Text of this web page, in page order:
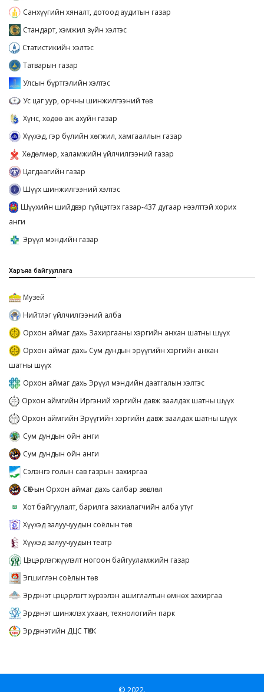
Санхүүгийн хяналт, дотоод аудитын газар
Стандарт, хэмжил зүйн хэлтэс
Статистикийн хэлтэс
Татварын газар
Улсын бүртгэлийн хэлтэс
Ус цаг уур, орчны шинжилгээний төв
Хүнс, хөдөө аж ахуйн газар
Хүүхэд, гэр бүлийн хөгжил, хамгааллын газар
Хөдөлмөр, халамжийн үйлчилгээний газар
Цагдаагийн газар
Шүүх шинжилгээний хэлтэс
Шүүхийн шийдвэр гүйцэтгэх газар-437 дугаар нээлттэй хорих
анги
Эрүүл мэндийн газар
Харъяа байгууллага
Музей
Нийтлэг үйлчилгээний алба
Орхон аймаг дахь Захиргааны хэргийн анхан шатны шүүх
Орхон аймаг дахь Сум дундын эрүүгийн хэргийн анхан
шатны шүүх
Орхон аймаг дахь Эрүүл мэндийн даатгалын хэлтэс
Орхон аймгийн Иргэний хэргийн давж заалдах шатны шүүх
Орхон аймгийн Эрүүгийн хэргийн давж заалдах шатны шүүх
Сум дундын ойн анги
Сум дундын ойн анги
Сэлэнгэ голын сав газрын захиргаа
СӨХ-ын Орхон аймаг дахь салбар зөвлөл
Хот байгуулалт, барилга захиалагчийн алба утүг
Хүүхэд залуучуудын соёлын төв
Хүүхэд залуучуудын театр
Цэцэрлэгжүүлэлт ногоон байгууламжийн газар
Эгшиглэн соёлын төв
Эрдэнэт цэцэрлэгт хүрээлэн ашиглалтын өмнөх захиргаа
Эрдэнэт шинжлэх ухаан, технологийн парк
Эрдэнэтийн ДЦС ТӨХК
© 2022.